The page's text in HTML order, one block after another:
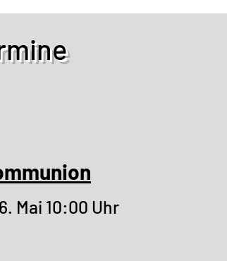
Mai 10:00 Uhr